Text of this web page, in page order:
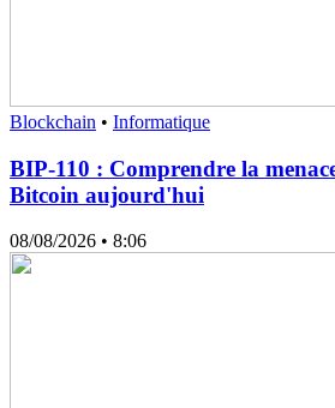
Blockchain • Informatique
BIP-110 : Comprendre la
Bitcoin aujourd'hui
08/08/2026 • 8:06